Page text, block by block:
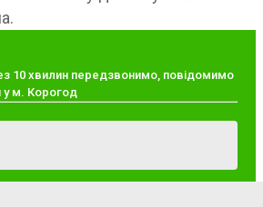
10 хвилин передзвонимо, повідомимо
у м. Корогод